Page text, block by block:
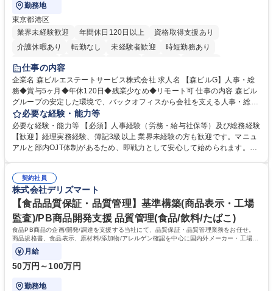
勤務地
東京都港区
業界未経験歓迎
年間休日120日以上
資格取得支援あり
介護休暇あり
転勤なし 未経験者歓迎
時短勤務あり
経験者歓迎
完全週休2日制
交通費支給 長期歓迎 駅近5分以内 土日祝休み
仕事の内容
企業名 森ビルエステートサービス株式会社 求人名 【森ビルG】人事・総
務◆賞与5ヶ月◆年休120日◆残業少なめ◆リモート可 仕事の内容 森ビル
グループの安定した環境で、バックオフィスから会社を支える人事・総務
をお任せします。 労務と総務の業務をバランスよく担当し、ゆくゆくは制
度改定などのコア業務にも挑戦できる、やりがいある環境です。 ■勤怠管
理、給与計算、社会保険手続き、年末調整等の労務管理全般 ■入退社手続
き、社内規定の改定や人事制度改定などのコア業務 ■社内イベントの企画
でも質問・相談できる環境が整っているため、安心して成長できます。 募
集職種 【森ビルG】人事・総務◆賞与5ヶ月◆年休120日◆残業少なめ◆
リモート可
必要な経験・能力等
必要な経験・能力等 【必須】人事経験（労務・給与社保等）及び総務経験
【歓迎】経理実務経験、簿記3級以上 業界未経験の方も歓迎です。マニュ
アルと部内OJT体制があるため、即戦力として安心して始められます。
務に挑戦できるため、自身の成長と組織への貢献度をダイレクトに実感で
きます。 残業少なめ、週1日リモート可など、ワークライフバランスを保
ち長期活躍できる環境です。 「これまでの幅広い経験を活かし、長期的な
キャリアを築きたい」という前向きな意欲と挑戦を全力で応援します。 学
歴・資格 学歴：大学院 大学 高専 短大 専修学校 高校 語学力： 資格：日商
簿記検定1級 日商簿記検定2級 日商簿記検定3級
契約社員
株式会社デリズマート
【食品品質保証・品質管理】基準構築(商品表示・工場
監査)/PB商品開発支援 品質管理(食品/飲料/たばこ)
食品PB商品の企画/開発/調達を支援する当社にて、品質保証・品質管理業務をお任せ。
商品規格書、食品表示、原材料/添加物/アレルゲン確認を中心に国内外メーカー・工場の
品質基準整備から発売後対応まで担います。
月給
50万円～100万円
勤務地